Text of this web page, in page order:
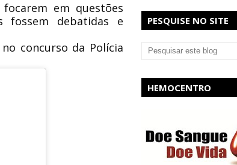
em questões
fossem debatidas e
concurso da Polícia
PESQUISE NO SITE
HEMOCENTRO